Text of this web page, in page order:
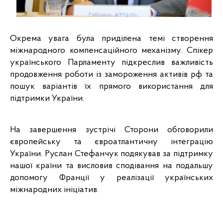
Окрема увага була приділена
темі створення
міжнародного компенсаційного механізму. Спікер
українського Парламенту підкреслив важливість
продовження роботи із замороження активів рф та
пошук варіантів їх прямого використання для
підтримки України.
На завершення зустрічі Сторони обговорили
європейську та євроатлантичну інтеграцію
України. Руслан Стефанчук подякував за підтримку
нашої країни та висловив сподівання на подальшу
допомогу Франції у реалізації українських
міжнародних ініціатив.